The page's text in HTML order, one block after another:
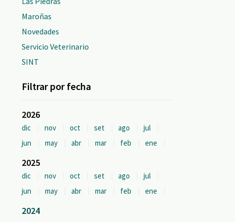
Maroñas
Novedades
Servicio Veterinario
SINT
Filtrar por fecha
2026
dic nov oct set ago
jul
jun
may abr mar feb ene
2025
dic nov oct set ago
jul
jun
may abr mar feb ene
2024